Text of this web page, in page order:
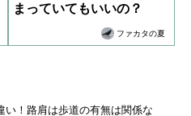
まっていてもいいの？
ファカタの夏
い！路肩は歩道の有無は関係な